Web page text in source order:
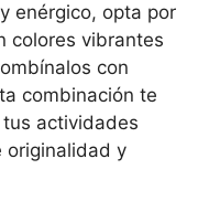
enérgico, opta por
colores vibrantes
con
combinación te
actividades
originalidad y